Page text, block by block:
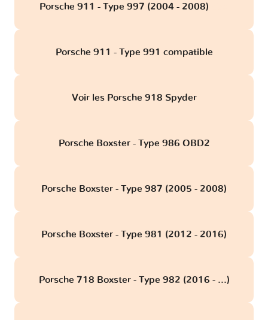
Porsche 911 - Type 997 (2004 - 2008)
Porsche 911 - Type 991 compatible
Voir les Porsche 918 Spyder
Porsche Boxster - Type 986 OBD2
Porsche Boxster - Type 987 (2005 - 2008)
Porsche Boxster - Type 981 (2012 - 2016)
Porsche 718 Boxster - Type 982 (2016 - ...)